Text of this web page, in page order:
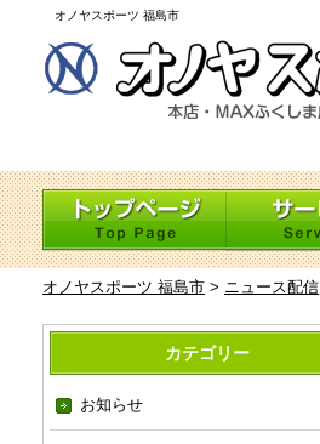
オノヤスポーツ 福島市
オノヤスポーツ 福島市 > ニュース配信
カテゴリー
お知らせ